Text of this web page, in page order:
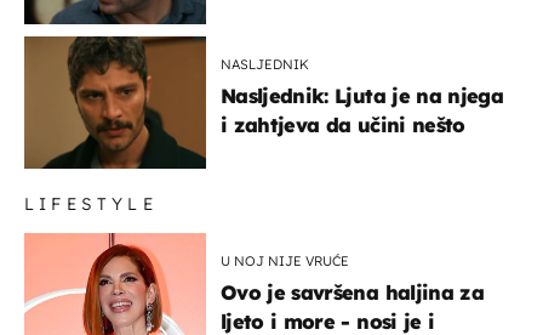
NASLJEDNIK
Nasljednik: Ljuta je na njega
i zahtjeva da učini nešto
LIFESTYLE
U NOJ NIJE VRUĆE
Ovo je savršena haljina za
ljeto i more - nosi je i